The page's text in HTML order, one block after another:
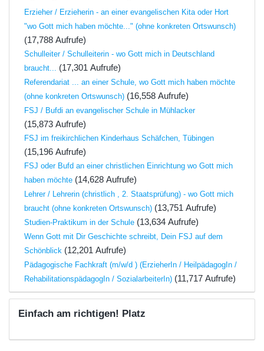
Erzieher / Erzieherin - an einer evangelischen Kita oder Hort
"wo Gott mich haben möchte..." (ohne konkreten Ortswunsch)
(17,788 Aufrufe)
Schulleiter / Schulleiterin - wo Gott mich in Deutschland
braucht... (17,301 Aufrufe)
Referendariat ... an einer Schule, wo Gott mich haben möchte
(ohne konkreten Ortswunsch) (16,558 Aufrufe)
FSJ / Bufdi an evangelischer Schule in Mühlacker
(15,873 Aufrufe)
FSJ im freikirchlichen Kinderhaus Schäfchen, Tübingen
(15,196 Aufrufe)
FSJ oder Bufd an einer christlichen Einrichtung wo Gott mich
haben möchte (14,628 Aufrufe)
Lehrer / Lehrerin (christlich , 2. Staatsprüfung) - wo Gott mich
braucht (ohne konkreten Ortswunsch) (13,751 Aufrufe)
Studien-Praktikum in der Schule (13,634 Aufrufe)
Wenn Gott mit Dir Geschichte schreibt, Dein FSJ auf dem
Schönblick (12,201 Aufrufe)
Pädagogische Fachkraft (m/w/d ) (ErzieherIn / HeilpädagogIn /
RehabilitationspädagogIn / SozialarbeiterIn) (11,717 Aufrufe)
Einfach am richtigen! Platz